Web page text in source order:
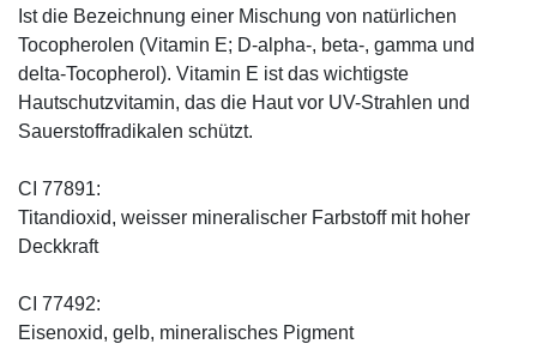
Ist die Bezeichnung einer Mischung von natürlichen
Tocopherolen (Vitamin E; D-alpha-, beta-, gamma und
delta-Tocopherol). Vitamin E ist das wichtigste
Hautschutzvitamin, das die Haut vor UV-Strahlen und
Sauerstoffradikalen schützt.
CI 77891:
Titandioxid, weisser mineralischer Farbstoff mit hoher
Deckkraft
CI 77492:
Eisenoxid, gelb, mineralisches Pigment